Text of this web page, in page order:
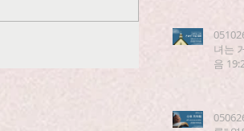
녀는
음